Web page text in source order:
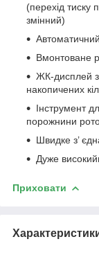
(перехід тиску
змінний)
Вмонтоване
ЖК-дисплей з
накопичених
Інструмент
порожнини
Швидке з’
Дуже
Приховати